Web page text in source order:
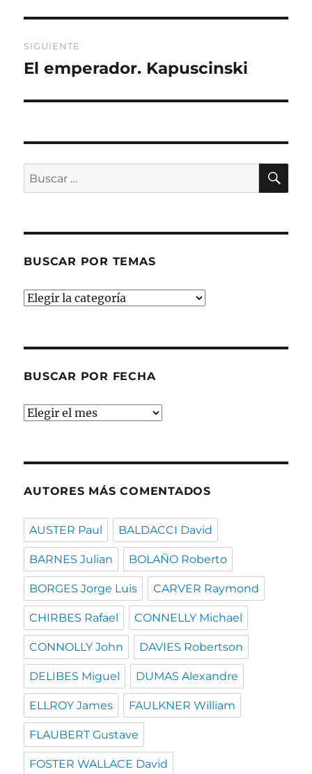
SIGUIENTE
Entrada
El emperador. Kapuscinski
Buscar
por:
BUSCAR POR TEMAS
Buscar
BUSCAR POR FECHA
Buscar
AUTORES MÁS COMENTADOS
AUSTER Paul BALDACCI David
BARNES Julian BOLAÑO Roberto
BORGES Jorge Luis CARVER Raymond
CHIRBES Rafael CONNELLY Michael
CONNOLLY John DAVIES Robertson
DELIBES Miguel DUMAS Alexandre
ELLROY James FAULKNER William
FLAUBERT Gustave
FOSTER WALLACE David